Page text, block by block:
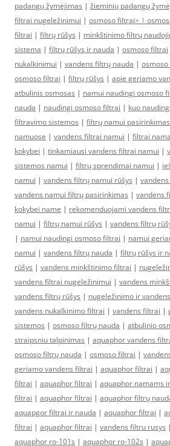
padangų žymėjimas | žieminių padangų
filtrai nugeležinimui | osmoso filtrai> |
filtrai | filtrų rūšys | minkštinimo filtrų
sistema | filtrų rūšys ir nauda | osmoso filtrai
nukalkinimui | vandens filtrų nauda |
osmoso filtrai | filtrų rūšys | apie geriamo
atbulinis osmosas | namui naudingi osmoso
nauda | naudingi osmoso filtrai | kuo
filtravimo sistemos | filtrų namui pasirinkimas
namuose | vandens filtrai namui | filtrai
kokybei | tinkamiausi vandens filtrai namui |
sistemos namui | filtrų sprendimai namui |
namui | vandens filtrų namui rūšys |
vandens namui filtrų pasirinkimas | vandens
kokybei name | rekomenduojami vandens
namui | filtrų namui rūšys | vandens filtrų
| namui naudingi osmoso filtrai | namui
namui | vandens filtrų nauda | filtrų rūšys ir
rūšys | vandens minkštinimo filtrai |
vandens filtrai nugeležinimui | vandens
vandens filtrų rūšys | nugeležinimo ir
vandens nukalkinimo filtrai | vandens filtrai |
sistemos | osmoso filtrų nauda | atbulinio
straipsniu talpinimas | aquaphor vandens
osmoso filtrų nauda | osmoso filtrai |
geriamo vandens filtrai | aquaphor filtrai |
filtrai | aquaphor filtrai | aquaphor namams
filtrai | aquaphor filtrai | aquaphor filtrų
aquapgor filtrai ir nauda | aquaphor filtrai |
filtrai | aquaphor filtrai | vandens filtru rusys |
aquaphor ro-101s | aquaphor ro-102s |